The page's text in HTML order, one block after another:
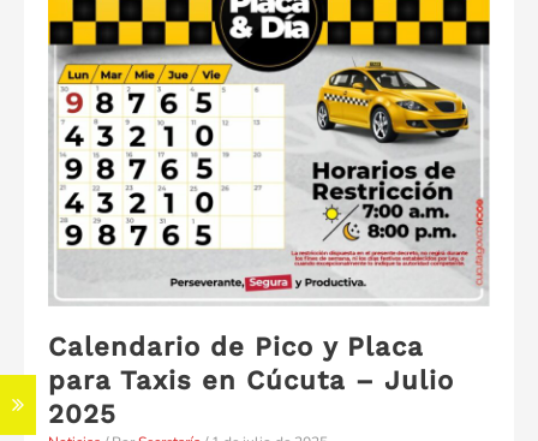
Calendario de Pico y Placa
para Taxis en Cúcuta – Julio
2025